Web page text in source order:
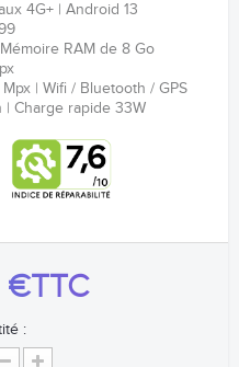
4G+
Android 13
Mémoire RAM de 8 Go
Wifi / Bluetooth / GPS
Charge rapide 33W
€TTC
: